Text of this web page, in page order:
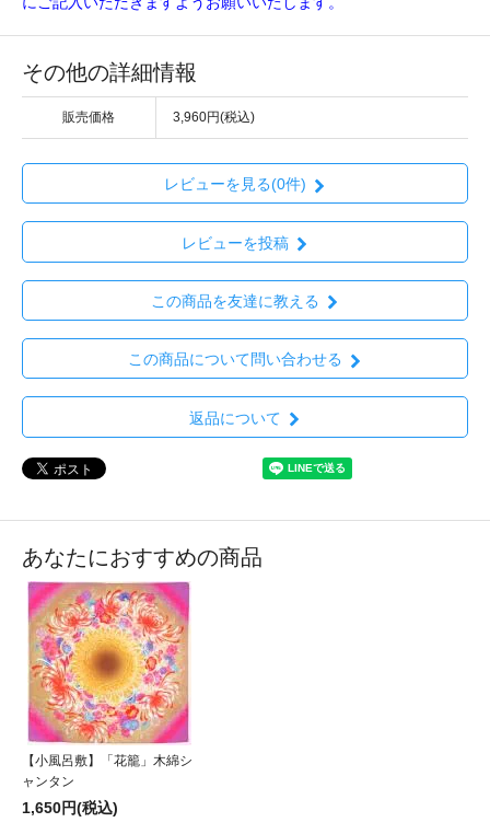
その他の詳細情報
販売価格 3,960円(税込)
レビューを見る(0件)
レビューを投稿
この商品を友達に教える
この商品について問い合わせる
返品について
あなたにおすすめの商品
【小風呂敷】「花籠」木綿シ
ャンタン
1,650円(税込)